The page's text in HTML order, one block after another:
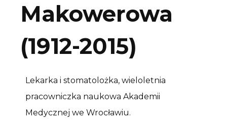
Makowerowa
(1912-2015)
Lekarka i stomatolożka, wieloletnia
pracowniczka naukowa Akademii
Medycznej we Wrocławiu.